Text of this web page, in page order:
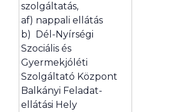
szolgáltatás,
af) nappali ellátás
b) Dél-Nyírségi
Szociális és
Gyermekjóléti
Szolgáltató Központ
Balkányi Feladat-
ellátási Hely